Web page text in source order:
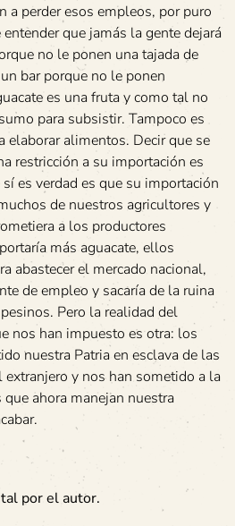
a perder esos empleos, por puro
que jamás la gente dejará
no le ponen una tajada de
bar porque no le ponen
es una fruta y como tal no
para subsistir. Tampoco es
elaborar alimentos. Decir que se
restricción a su importación es
es verdad es que su importación
de nuestros agricultores y
a los productores
más aguacate, ellos
abastecer el mercado nacional,
de empleo y sacaría de la ruina
Pero la realidad del
nos han impuesto es otra: los
nuestra Patria en esclava de las
y nos han sometido a la
ahora manejan nuestra
por el autor.